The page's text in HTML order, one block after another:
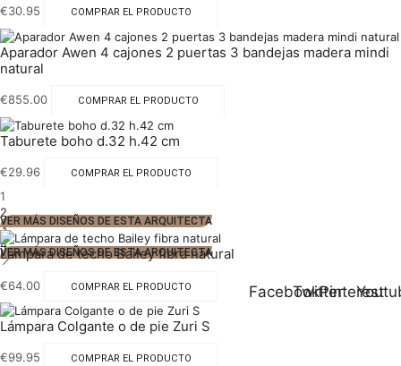
€30.95 COMPRAR EL PRODUCTO
Aparador Awen 4 cajones 2 puertas 3 bandejas madera mindi
natural
€855.00 COMPRAR EL PRODUCTO
Taburete boho d.32 h.42 cm
€29.96 COMPRAR EL PRODUCTO
1
2
3
4
FacebookTwitterPinterest
VER MÁS DISEÑOS DE ESTA ARQUITECTA
VER MÁS DISEÑOS DE ESTA ARQUITECTA
Lámpara de techo Bailey fibra natural
€64.00 COMPRAR EL PRODUCTO
Lámpara Colgante o de pie Zuri S
€99.95 COMPRAR EL PRODUCTO